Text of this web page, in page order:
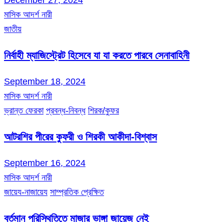
মাসিক আদর্শ নারী
জাতীয়
নির্বাহী ম্যাজিস্ট্রেট হিসেবে যা যা করতে পারবে সেনাবাহিনী
September 18, 2024
মাসিক আদর্শ নারী
ভ্রান্ত ফেরকা প্রবন্ধ-নিবন্ধ শিরক/কুফর
আটরশির পীরের কুফরী ও শিরকী আকীদা-বিশ্বাস
September 16, 2024
মাসিক আদর্শ নারী
জায়েয-নাজায়েয সাম্প্রতিক প্রেক্ষিত
বর্তমান পরিস্থিতিতে মাজার ভাঙ্গা জায়েজ নেই